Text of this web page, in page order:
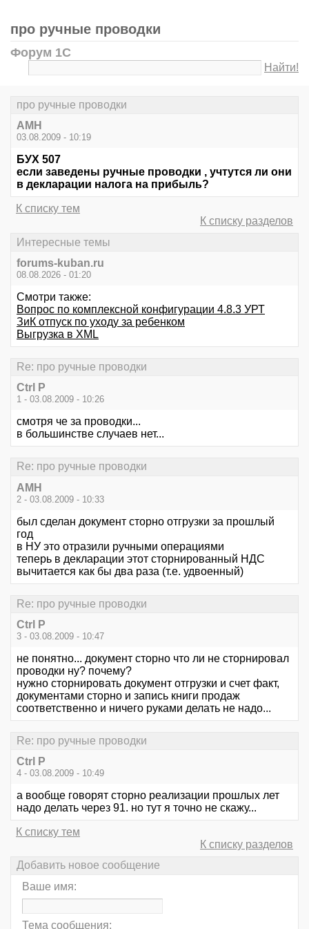
про ручные проводки
Форум 1С
Найти!
про ручные проводки
АМН
03.08.2009 - 10:19
БУХ 507
если заведены ручные проводки , учтутся ли они
в декларации налога на прибыль?
К списку тем
К списку разделов
Интересные темы
forums-kuban.ru
08.08.2026 - 01:20
Смотри также:
Вопрос по комплексной конфигурации 4.8.3 УРТ
ЗиК отпуск по уходу за ребенком
Выгрузка в XML
Re: про ручные проводки
Ctrl P
1 - 03.08.2009 - 10:26
смотря че за проводки...
в большинстве случаев нет...
Re: про ручные проводки
АМН
2 - 03.08.2009 - 10:33
был сделан документ сторно отгрузки за прошлый
год
в НУ это отразили ручными операциями
теперь в декларации этот сторнированный НДС
вычитается как бы два раза (т.е. удвоенный)
Re: про ручные проводки
Ctrl P
3 - 03.08.2009 - 10:47
не понятно... документ сторно что ли не сторнировал
проводки ну? почему?
нужно сторнировать документ отгрузки и счет факт,
документами сторно и запись книги продаж
соответственно и ничего руками делать не надо...
Re: про ручные проводки
Ctrl P
4 - 03.08.2009 - 10:49
а вообще говорят сторно реализации прошлых лет
надо делать через 91. но тут я точно не скажу...
К списку тем
К списку разделов
Добавить новое сообщение
Ваше имя:
Тема сообщения: